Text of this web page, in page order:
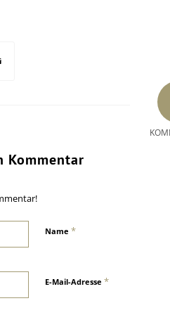
Kommentar
Name *
E-Mail-Adresse *